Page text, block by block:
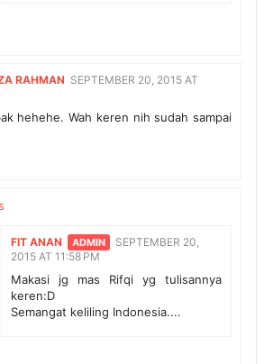
RAHMAN SEPTEMBER 20, 2015 AT
hehehe. Wah keren nih sudah sampai
FIT ANAN
SEPTEMBER 20,
2015 AT 11:58 PM
Makasi jg mas Rifqi yg tulisannya
keren:D
Semangat keliling Indonesia....